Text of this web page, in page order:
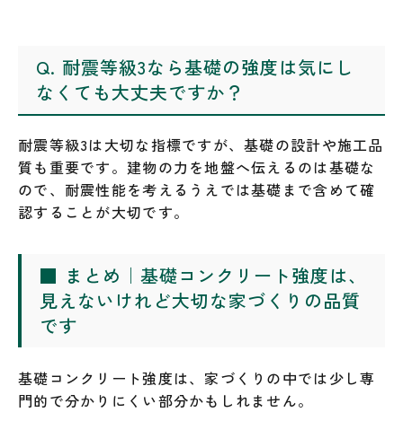
Q. 耐震等級3なら基礎の強度は気にし
なくても大丈夫ですか？
耐震等級3は大切な指標ですが、基礎の設計や施工品
質も重要です。建物の力を地盤へ伝えるのは基礎な
ので、耐震性能を考えるうえでは基礎まで含めて確
認することが大切です。
■ まとめ｜基礎コンクリート強度は、
見えないけれど大切な家づくりの品質
です
基礎コンクリート強度は、家づくりの中では少し専
門的で分かりにくい部分かもしれません。